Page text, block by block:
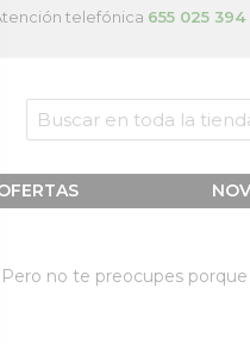
telefónica 655 025 394
no te preocupes